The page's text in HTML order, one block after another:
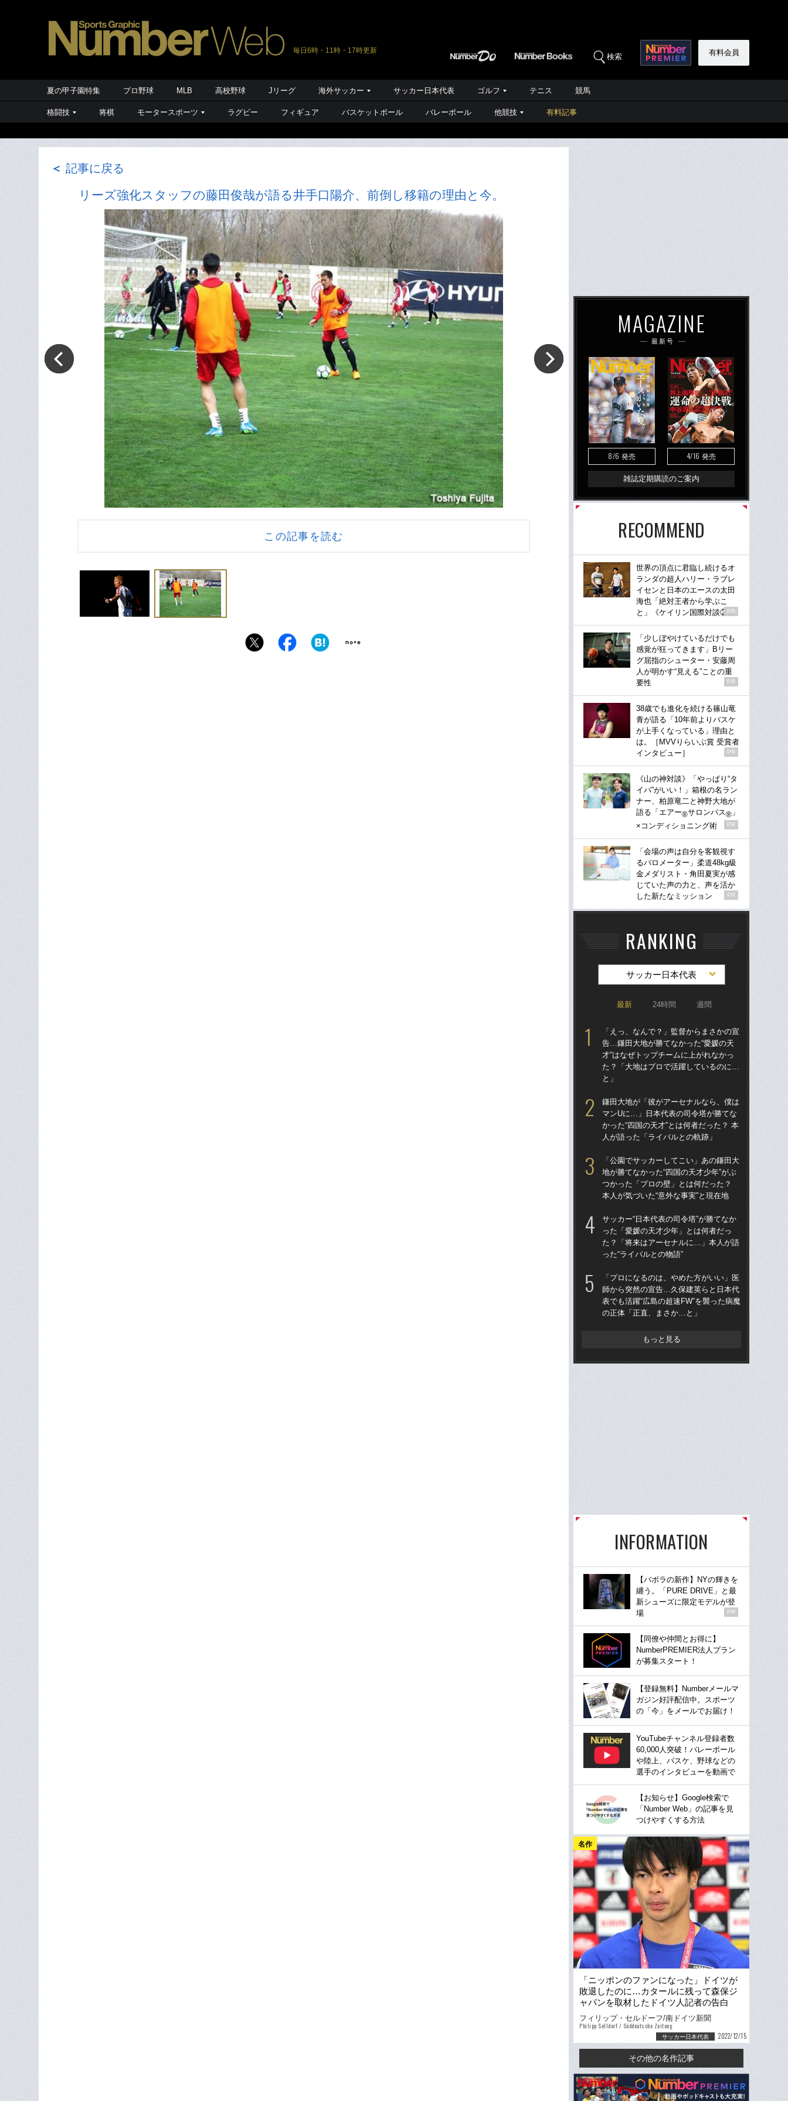
毎日6時・11時・17時更新
検索 有料会員
夏の甲子園特集 プロ野球 MLB 高校野球 Jリーグ 海外サッカー サッカー日本代表 ゴルフ テニス 競馬
格闘技 将棋 モータースポーツ ラグビー フィギュア バスケットボール バレーボール 他競技 有料記事
＜ 記事に戻る
リーズ強化スタッフの藤田俊哉が語る井手口陽介、前倒し移籍の理由と今。
この記事を読む
MAGAZINE
最新号
8/6 発売 4/16 発売
雑誌定期購読のご案内
RECOMMEND
世界の頂点に君臨し続けるオ
ランダの超人ハリー・ラブレ
イセンと日本のエースの太田
海也「絶対王者から学ぶこ
と」《ケイリン国際対談②》
PR
「少しぼやけているだけでも
感覚が狂ってきます」Bリー
グ屈指のシューター・安藤周
人が明かす“見える”ことの重
要性
PR
38歳でも進化を続ける篠山竜
青が語る「10年前よりバスケ
が上手くなっている」理由と
は。［MVVりらいぶ賞 受賞者
インタビュー］
PR
《山の神対談》「やっぱり“タ
イパ”がいい！」箱根の名ラン
ナー、柏原竜二と神野大地が
語る「エアー®サロンパス® 」
×コンディショニング術
PR
「会場の声は自分を客観視す
るバロメーター」柔道48kg級
金メダリスト・角田夏実が感
じていた声の力と、声を活か
した新たなミッション
PR
RANKING
サッカー日本代表
最新 24時間 週間
「えっ、なんで？」監督からまさかの宣
告…鎌田大地が勝てなかった“愛媛の天
才”はなぜトップチームに上がれなかっ
た？「大地はプロで活躍しているのに…
と」
鎌田大地が「彼がアーセナルなら、僕は
マンUに…」日本代表の司令塔が勝てな
かった“四国の天才”とは何者だった？ 本
人が語った「ライバルとの軌跡」
「公園でサッカーしてこい」あの鎌田大
地が勝てなかった“四国の天才少年”がぶ
つかった「プロの壁」とは何だった？
本人が気づいた“意外な事実”と現在地
サッカー“日本代表の司令塔”が勝てなか
った「愛媛の天才少年」とは何者だっ
た？「将来はアーセナルに…」本人が語
った“ライバルとの物語”
「プロになるのは、やめた方がいい」医
師から突然の宣告…久保建英らと日本代
表でも活躍“広島の超速FW”を襲った病魔
の正体「正直、まさか…と」
もっと見る
INFORMATION
【バボラの新作】NYの輝きを
纏う。「PURE DRIVE」と最
新シューズに限定モデルが登
場
PR
【同僚や仲間とお得に】
NumberPREMIER法人プラン
が募集スタート！
【登録無料】Numberメールマ
ガジン好評配信中。スポーツ
の「今」をメールでお届け！
YouTubeチャンネル登録者数
60,000人突破！バレーボール
や陸上、バスケ、野球などの
選手のインタビューを動画で
【お知らせ】Google検索で
「Number Web」の記事を見
つけやすくする方法
名作
「ニッポンのファンになった」ドイツが
敗退したのに…カタールに残って森保ジ
ャパンを取材したドイツ人記者の告白
「正直驚いた3人の日本人選手」
フィリップ・セルドーフ/南ドイツ新聞
Philipp Selldorf / Süddeutsche Zeitung
サッカー日本代表 2022/12/15
その他の名作記事